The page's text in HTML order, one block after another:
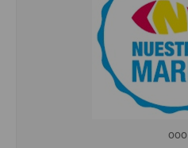
ooo